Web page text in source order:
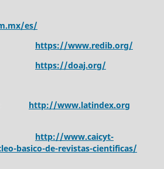
es/
https://www.redib.org/
https://doaj.org/
http://www.latindex.org
http://www.caicyt-
basico-de-revistas-cientificas/